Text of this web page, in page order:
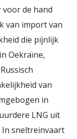
voor de hand
van import van
die pijnlijk
Oekraïne,
van
in
LNG uit
In sneltreinvaart